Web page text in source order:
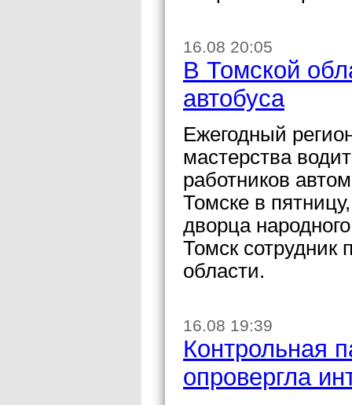
16.08 20:05
В Томской
автобуса
Ежегодный
мастерства
работников
Томске в
дворца
Томск
области.
16.08 19:39
Контрольная
опровергла